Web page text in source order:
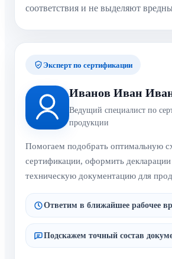
соответствия и не выделяют
Эксперт по сертификации
Иванов Иван
Ведущий специалист по
продукции
Помогаем подобрать оптимальную
сертификации, оформить
техническую документацию для
Ответим в ближайшее рабочее
Подскажем точный состав